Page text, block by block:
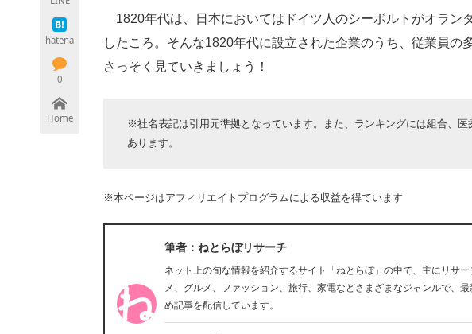
hatena
0
Home
1820年代は、日本においてはドイツ人のシーボルトがオラン
したころ。そんな1820年代に設立された企業のうち、従業員の
さっそく見ていきましょう！
※社名表記は引用元準拠となっています。また、ランキングには組合、
あります。
※本ページはアフィリエイトプログラムによる収益を得ています
筆者：ねとらぼリサーチ
ネット上の旬な情報を紹介するサイト「ねとらぼ」の中で、主にリサ
メ、グルメ、ファッション、旅行、家電などさまざまなジャンルで、
め記事を配信しています。